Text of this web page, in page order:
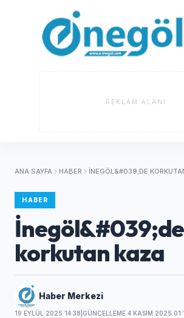
REKLAM ALANI
ANA SAYFA HABER İNEGÖL&#039;DE
HABER
İnegöl&#039;de
korkutan kaza
Haber Merkezi
19 EYLÜL 2025 14:38 GÜNCELLEME 4 KASIM 2025